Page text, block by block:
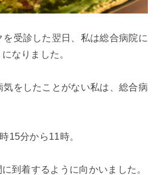
を受診した翌日、私は総合病院に
なりました。
をしたことがない私は、総合病
15分から11時。
到着するように向かいました。